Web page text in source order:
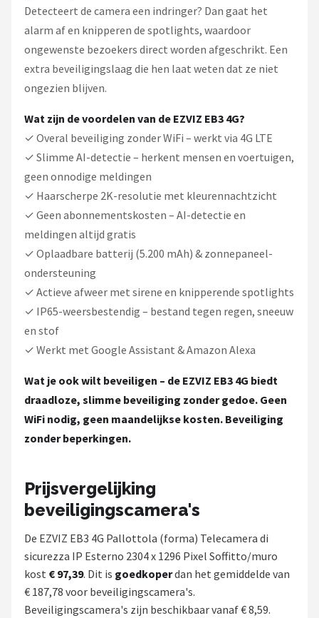
Detecteert de camera een indringer? Dan gaat het
alarm af en knipperen de spotlights, waardoor
ongewenste bezoekers direct worden afgeschrikt. Een
extra beveiligingslaag die hen laat weten dat ze niet
ongezien blijven.
Wat zijn de voordelen van de EZVIZ EB3 4G?
✓ Overal beveiliging zonder WiFi – werkt via 4G LTE
✓ Slimme AI-detectie – herkent mensen en voertuigen,
geen onnodige meldingen
✓ Haarscherpe 2K-resolutie met kleurennachtzicht
✓ Geen abonnementskosten – AI-detectie en
meldingen altijd gratis
✓ Oplaadbare batterij (5.200 mAh) & zonnepaneel-
ondersteuning
✓ Actieve afweer met sirene en knipperende spotlights
✓ IP65-weersbestendig – bestand tegen regen, sneeuw
en stof
✓ Werkt met Google Assistant & Amazon Alexa
Wat je ook wilt beveiligen – de EZVIZ EB3 4G biedt
draadloze, slimme beveiliging zonder gedoe. Geen
WiFi nodig, geen maandelijkse kosten. Beveiliging
zonder beperkingen.
Prijsvergelijking
beveiligingscamera's
De EZVIZ EB3 4G Pallottola (forma) Telecamera di
sicurezza IP Esterno 2304 x 1296 Pixel Soffitto/muro
kost € 97,39. Dit is goedkoperdan het gemiddelde van
€ 187,78 voor beveiligingscamera's.
Beveiligingscamera's zijn beschikbaar vanaf € 8,59.